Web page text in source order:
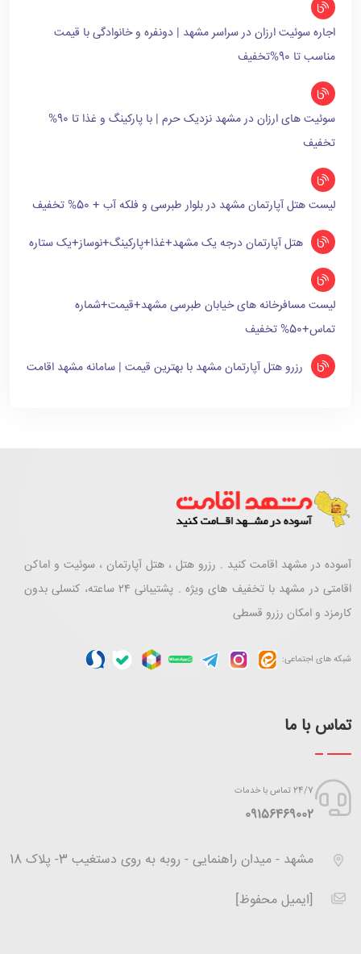
اجاره سوئیت ارزان در سراسر مشهد | دونفره و خانوادگی با قیمت
مناسب تا 90%تخفیف
سوئیت های ارزان در مشهد نزدیک حرم | با پارکینگ و غذا تا 90%
تخفیف
لیست هتل آپارتمان مشهد در بلوار طبرسی و فلکه آب + 50% تخفیف
هتل آپارتمان درجه یک مشهد+غذا+پارکینگ+نوساز+یک ستاره
لیست مسافرخانه های خیابان طبرسی مشهد+قیمت+شماره
تماس+50% تخفیف
رزرو هتل آپارتمان مشهد با بهترین قیمت | سامانه مشهد اقامت
آسوده در مشهد اقامت کنید . رزرو هتل ، هتل آپارتمان ، سوئیت و اماکن
اقامتی در مشهد با تخفیف های ویژه . پشتیبانی ۲۴ ساعته، کنسلی بدون
کارمزد و امکان رزرو قسطی
شبکه های اجتماعی:
تماس با ما
24/7 تماس با خدمات
‪09156469002
مشهد - میدان راهنمایی - روبه به روی دستغیب 3- پلاک 18
[ایمیل محفوظ]